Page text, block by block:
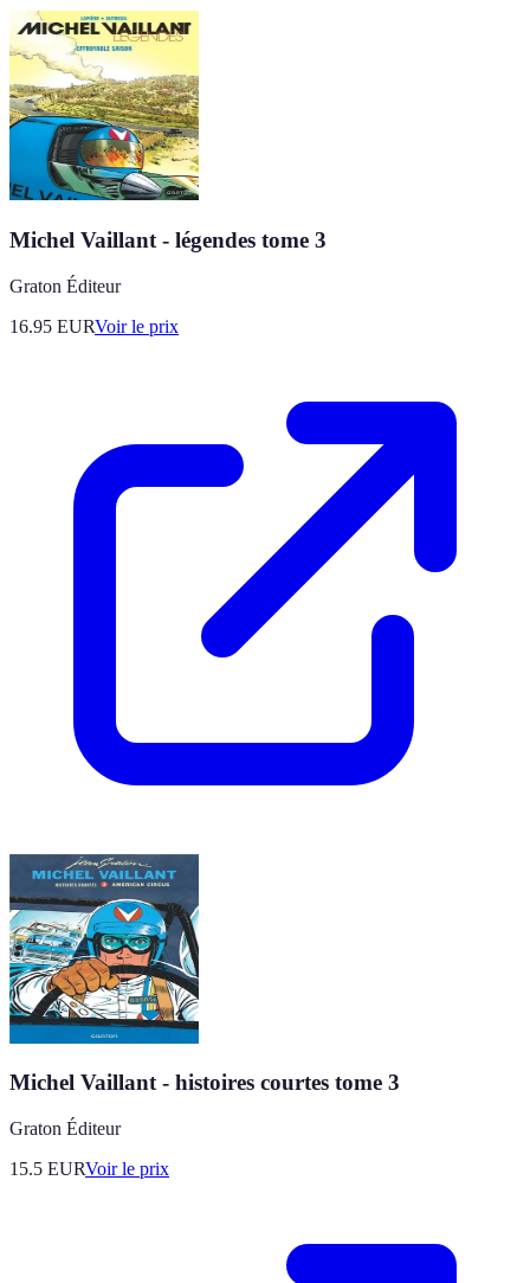
Michel Vaillant - légendes tome 3
Graton Éditeur
16.95 EURVoir le prix
Michel Vaillant - histoires courtes tome 3
Graton Éditeur
15.5 EURVoir le prix